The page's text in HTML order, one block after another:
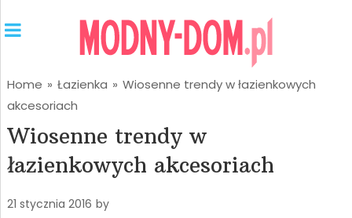
Home » Łazienka » Wiosenne trendy w łazienkowych
akcesoriach
Wiosenne trendy w
łazienkowych akcesoriach
21 stycznia 2016 by